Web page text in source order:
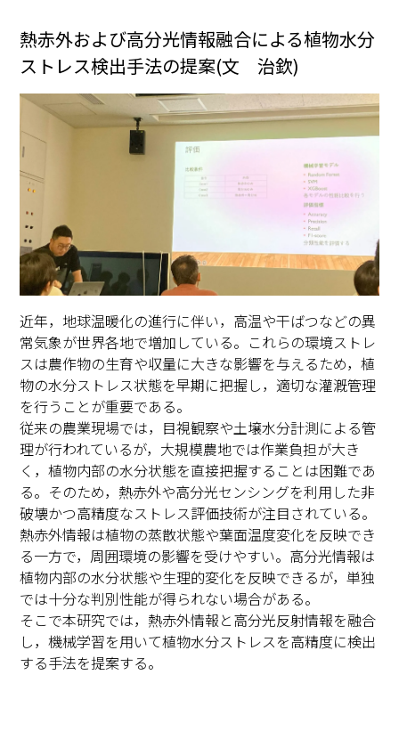
熱赤外および高分光情報融合による植物水分
ストレス検出手法の提案(文 治欽)
近年，地球温暖化の進行に伴い，高温や干ばつなどの異
常気象が世界各地で増加している。これらの環境ストレ
スは農作物の生育や収量に大きな影響を与えるため，植
物の水分ストレス状態を早期に把握し，適切な灌漑管理
を行うことが重要である。
従来の農業現場では，目視観察や土壌水分計測による管
理が行われているが，大規模農地では作業負担が大き
く，植物内部の水分状態を直接把握することは困難であ
る。そのため，熱赤外や高分光センシングを利用した非
破壊かつ高精度なストレス評価技術が注目されている。
熱赤外情報は植物の蒸散状態や葉面温度変化を反映でき
る一方で，周囲環境の影響を受けやすい。高分光情報は
植物内部の水分状態や生理的変化を反映できるが，単独
では十分な判別性能が得られない場合がある。
そこで本研究では，熱赤外情報と高分光反射情報を融合
し，機械学習を用いて植物水分ストレスを高精度に検出
する手法を提案する。